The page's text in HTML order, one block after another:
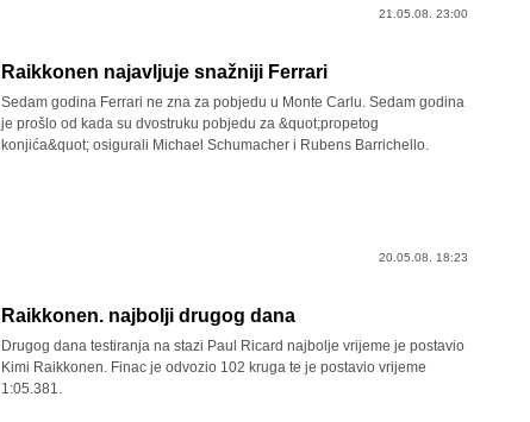
21.05.08. 23:00
Raikkonen najavljuje snažniji Ferrari
Sedam godina Ferrari ne zna za pobjedu u Monte Carlu. Sedam godina
je prošlo od kada su dvostruku pobjedu za &quot;propetog
konjića&quot; osigurali Michael Schumacher i Rubens Barrichello.
20.05.08. 18:23
Raikkonen. najbolji drugog dana
Drugog dana testiranja na stazi Paul Ricard najbolje vrijeme je postavio
Kimi Raikkonen. Finac je odvozio 102 kruga te je postavio vrijeme
1:05.381.